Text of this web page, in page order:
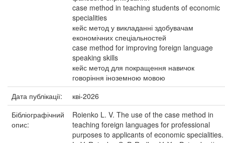
case method in teaching students of economic
specialities
кейс метод у викладанні здобувачам
економічних спеціальностей
case method for improving foreign language
speaking skills
кейс метод для покращення навичок
говоріння іноземною мовою
Дата публікації:
кві-2026
Бібліографічний
опис:
Roienko L. V. The use of the case method in
teaching foreign languages for professional
purposes to applicants of economic